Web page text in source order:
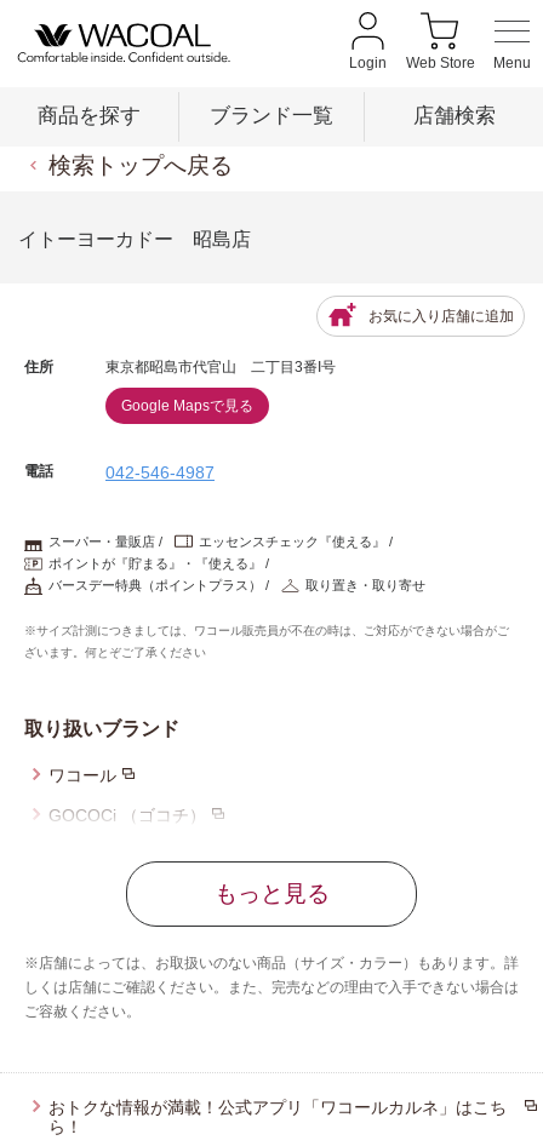
Login Web Store
商品を探す ブランド一覧 店舗検索
店舗検索
新着情報
重要なお知らせ
お知らせ
ニュース＆トピックス
企業情報
プレゼント・キャンペーン
検索トップへ戻る
イトーヨーカドー 昭島店
お気に入り店舗に追加
住所 東京都昭島市代官山 二丁目3番I号
Google Mapsで見る
電話 042-546-4987
スーパー・量販店
エッセンスチェック『使える』
ポイントが『貯まる』・『使える』
バースデー特典（ポイントプラス）
取り置き・取り寄せ
※サイズ計測につきましては、ワコール販売員が不在の時は、ご対応ができない場合がご
ざいます。何とぞご了承ください
取り扱いブランド
ワコール
GOCOCi （ゴコチ）
ウイング／レシアージュ
ブロス バイ ワコールメン
もっと見る
※店舗によっては、お取扱いのない商品（サイズ・カラー）もあります。詳
しくは店舗にご確認ください。また、完売などの理由で入手できない場合は
ご容赦ください。
おトクな情報が満載！公式アプリ「ワコールカルネ」はこち
ら！